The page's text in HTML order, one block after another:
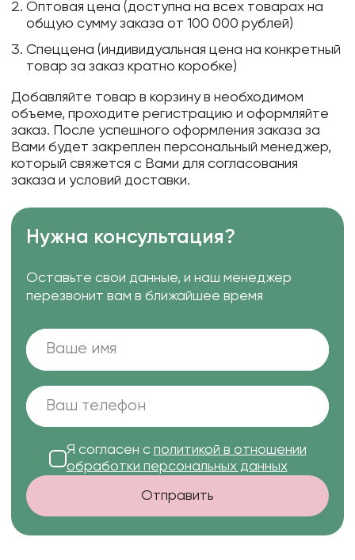
Оптовая цена (доступна на всех товарах на
общую сумму заказа от 100 000 рублей)
Спеццена (индивидуальная цена на конкретный
товар за заказ кратно коробке)
Добавляйте товар в корзину в необходимом
объеме, проходите регистрацию и оформляйте
заказ. После успешного оформления заказа за
Вами будет закреплен персональный менеджер,
который свяжется с Вами для согласования
заказа и условий доставки.
Нужна консультация?
Оставьте свои данные, и наш менеджер
перезвонит вам в ближайшее время
Я согласен с политикой в отношении
обработки персональных данных
Отправить